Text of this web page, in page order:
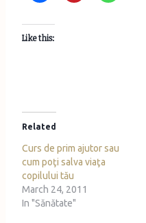
Like this:
Related
Curs de prim ajutor sau
cum poţi salva viaţa
copilului tău
March 24, 2011
In "Sănătate"